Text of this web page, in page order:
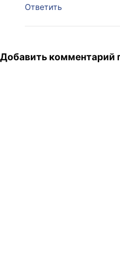
Ответить
Добавить комментарий